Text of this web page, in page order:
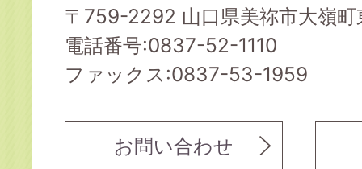
〒759-2292 山口県美祢市大嶺
電話番号:0837-52-1110
ファックス:0837-53-1959
お問い合わせ